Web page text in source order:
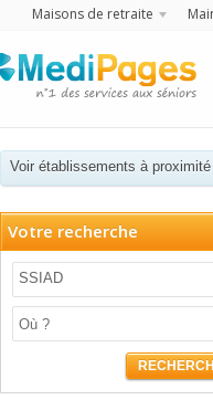
Maisons de retraite
Voir établissements à proximité
Votre recherche
SSIAD